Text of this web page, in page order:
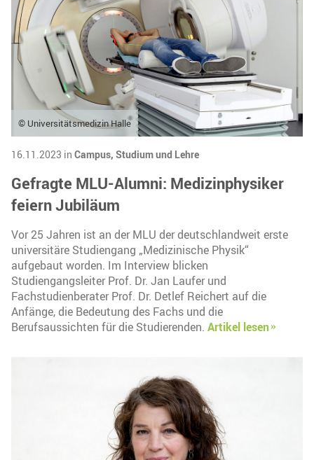
© Universitätsmedizin Halle
16.11.2023 in Campus, Studium und Lehre
Gefragte MLU-Alumni: Medizinphysiker
feiern Jubiläum
Vor 25 Jahren ist an der MLU der deutschlandweit erste
universitäre Studiengang „Medizinische Physik“
aufgebaut worden. Im Interview blicken
Studiengangsleiter Prof. Dr. Jan Laufer und
Fachstudienberater Prof. Dr. Detlef Reichert auf die
Anfänge, die Bedeutung des Fachs und die
Berufsaussichten für die Studierenden. Artikel lesen